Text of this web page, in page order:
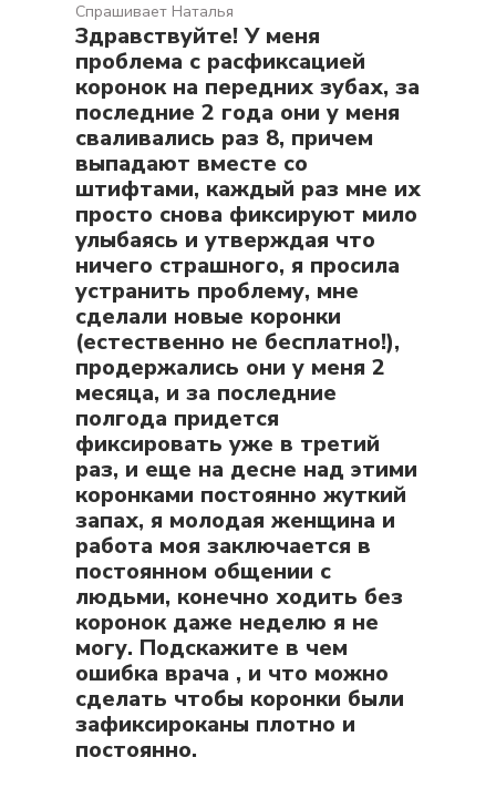
Спрашивает Наталья
Здравствуйте! У меня
проблема с расфиксацией
коронок на передних зубах, за
последние 2 года они у меня
сваливались раз 8, причем
выпадают вместе со
штифтами, каждый раз мне их
просто снова фиксируют мило
улыбаясь и утверждая что
ничего страшного, я просила
устранить проблему, мне
сделали новые коронки
(естественно не бесплатно!),
продержались они у меня 2
месяца, и за последние
полгода придется
фиксировать уже в третий
раз, и еще на десне над этими
коронками постоянно жуткий
запах, я молодая женщина и
работа моя заключается в
постоянном общении с
людьми, конечно ходить без
коронок даже неделю я не
могу. Подскажите в чем
ошибка врача , и что можно
сделать чтобы коронки были
зафиксироканы плотно и
постоянно.